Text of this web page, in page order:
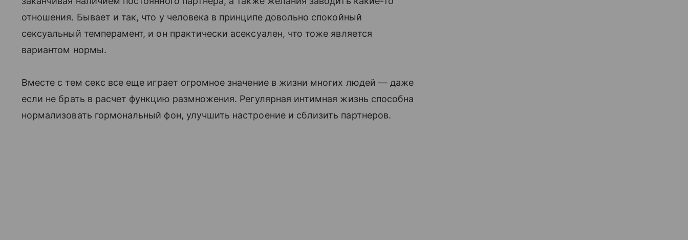
отношения. Бывает и так, что у человека в принципе довольно спокойный
сексуальный темперамент, и он практически асексуален, что тоже является
вариантом нормы.
Вместе с тем секс все еще играет огромное значение в жизни многих людей — даже
если не брать в расчет функцию размножения. Регулярная интимная жизнь способна
нормализовать гормональный фон, улучшить настроение и сблизить партнеров.